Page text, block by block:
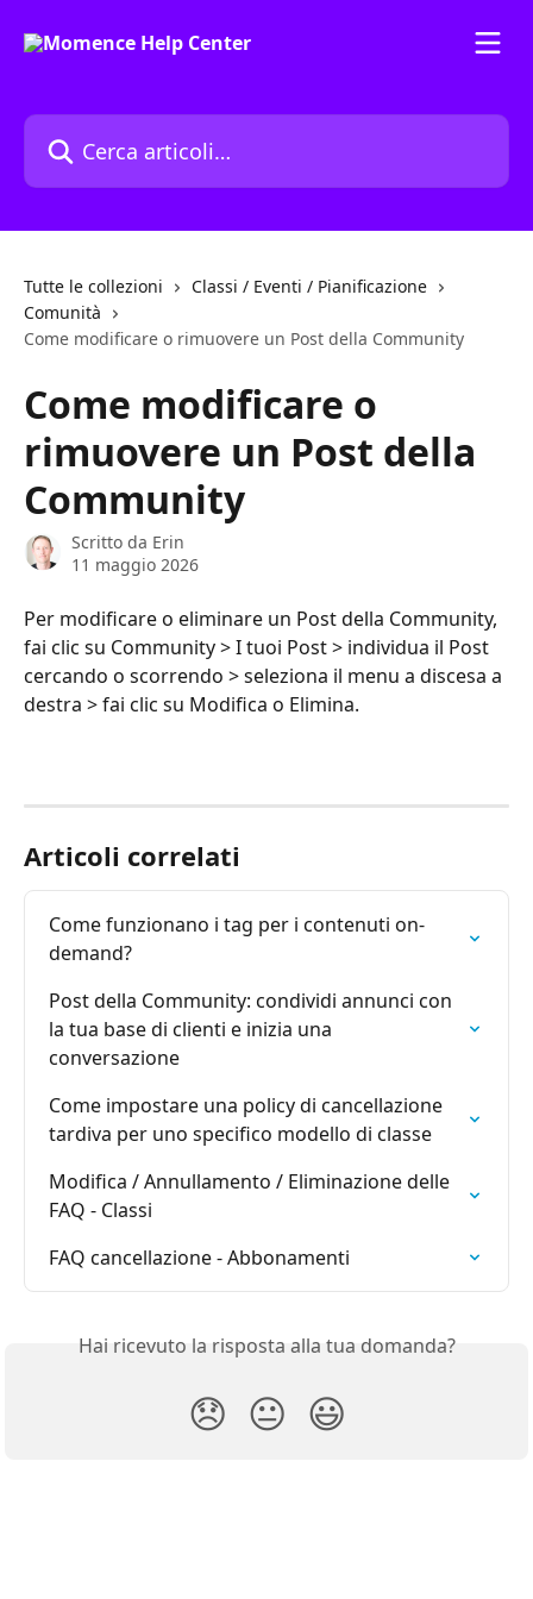
Cerca articoli…
Tutte le collezioni
Classi / Eventi / Pianificazione
Comunità
Come modificare o rimuovere un Post della Community
Come modificare o
rimuovere un Post della
Community
Scritto da Erin
11 maggio 2026
Per modificare o eliminare un Post della Community,
fai clic su Community > I tuoi Post > individua il Post
cercando o scorrendo > seleziona il menu a discesa a
destra > fai clic su Modifica o Elimina.
Articoli correlati
Come funzionano i tag per i contenuti on-
demand?
Post della Community: condividi annunci con
la tua base di clienti e inizia una
conversazione
Come impostare una policy di cancellazione
tardiva per uno specifico modello di classe
Modifica / Annullamento / Eliminazione delle
FAQ - Classi
FAQ cancellazione - Abbonamenti
Hai ricevuto la risposta alla tua domanda?
😞 😐 😃